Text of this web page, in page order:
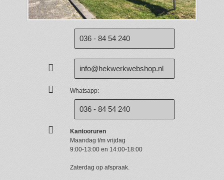
036 - 84 54 240
info@hekwerkwebshop.nl
Whatsapp:
036 - 84 54 240
Kantooruren
Maandag t/m vrijdag
9:00-13:00 en 14:00-18:00
Zaterdag op afspraak.